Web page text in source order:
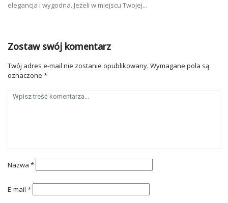
elegancja i wygodna. Jeżeli w miejscu Twojej...
Zostaw swój komentarz
Twój adres e-mail nie zostanie opublikowany. Wymagane pola są
oznaczone *
Nazwa *
E-mail *